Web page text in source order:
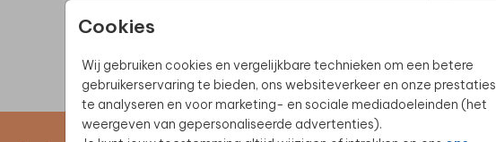
Cookies
Wij gebruiken cookies en vergelijkbare technieken om een betere
gebruikerservaring te bieden, ons websiteverkeer en onze prestaties
te analyseren en voor marketing- en sociale mediadoeleinden (het
weergeven van gepersonaliseerde advertenties).